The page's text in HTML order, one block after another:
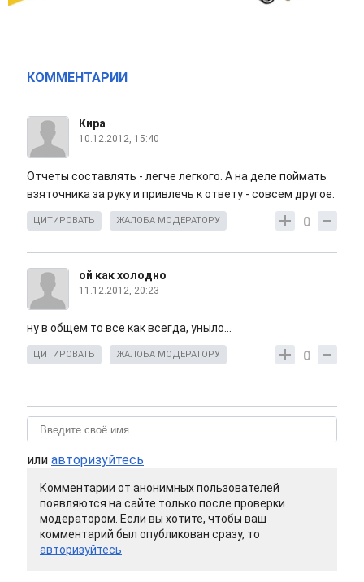
КОММЕНТАРИИ
Кира
10.12.2012, 15:40
Отчеты составлять - легче легкого. А на деле поймать
взяточника за руку и привлечь к ответу - совсем другое.
0
ЦИТИРОВАТЬ ЖАЛОБА МОДЕРАТОРУ
ой как холодно
11.12.2012, 20:23
ну в общем то все как всегда, уныло...
0
ЦИТИРОВАТЬ ЖАЛОБА МОДЕРАТОРУ
или авторизуйтесь
Комментарии от анонимных пользователей
появляются на сайте только после проверки
модератором. Если вы хотите, чтобы ваш
комментарий был опубликован сразу, то
авторизуйтесь